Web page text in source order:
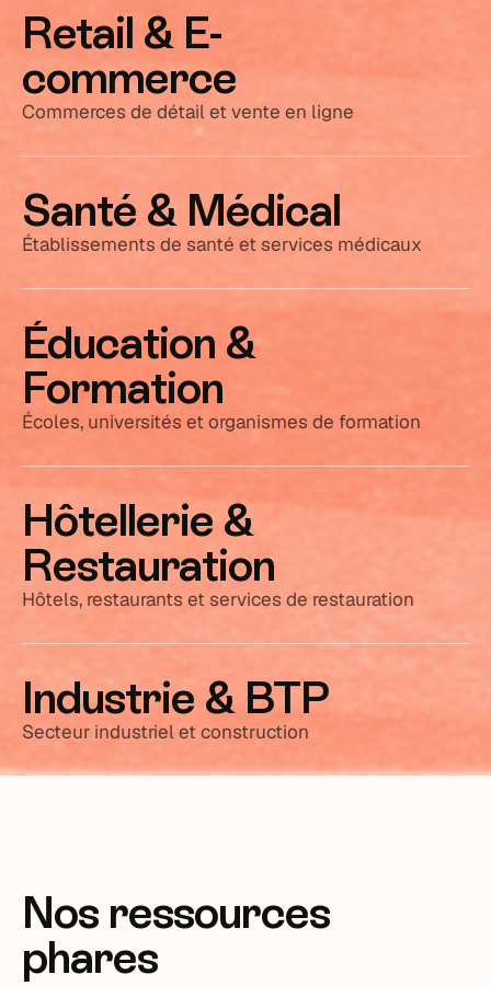
Retail & E-
commerce
Commerces de détail et vente en ligne
Santé & Médical
Établissements de santé et services médicaux
Éducation &
Formation
Écoles, universités et organismes de formation
Hôtellerie &
Restauration
Hôtels, restaurants et services de restauration
Industrie & BTP
Secteur industriel et construction
Nos ressources
phares